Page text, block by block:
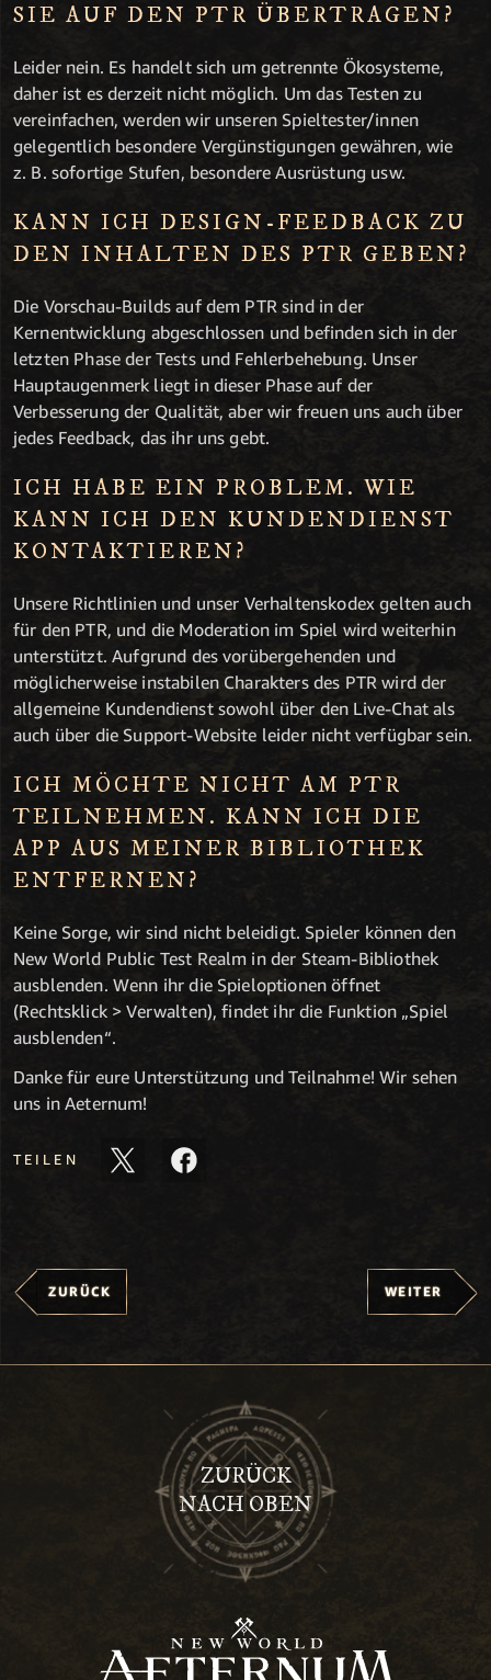
SIE AUF DEN PTR ÜBERTRAGEN?
Leider nein. Es handelt sich um getrennte Ökosysteme,
daher ist es derzeit nicht möglich. Um das Testen zu
vereinfachen, werden wir unseren Spieltester/innen
gelegentlich besondere Vergünstigungen gewähren, wie
z. B. sofortige Stufen, besondere Ausrüstung usw.
KANN ICH DESIGN-FEEDBACK ZU
DEN INHALTEN DES PTR GEBEN?
Die Vorschau-Builds auf dem PTR sind in der
Kernentwicklung abgeschlossen und befinden sich in der
letzten Phase der Tests und Fehlerbehebung. Unser
Hauptaugenmerk liegt in dieser Phase auf der
Verbesserung der Qualität, aber wir freuen uns auch über
jedes Feedback, das ihr uns gebt.
ICH HABE EIN PROBLEM. WIE
KANN ICH DEN KUNDENDIENST
KONTAKTIEREN?
Unsere Richtlinien und unser Verhaltenskodex gelten auch
für den PTR, und die Moderation im Spiel wird weiterhin
unterstützt. Aufgrund des vorübergehenden und
möglicherweise instabilen Charakters des PTR wird der
allgemeine Kundendienst sowohl über den Live-Chat als
auch über die Support-Website leider nicht verfügbar sein.
ICH MÖCHTE NICHT AM PTR
TEILNEHMEN. KANN ICH DIE
APP AUS MEINER BIBLIOTHEK
ENTFERNEN?
Keine Sorge, wir sind nicht beleidigt. Spieler können den
New World Public Test Realm in der Steam-Bibliothek
ausblenden. Wenn ihr die Spieloptionen öffnet
(Rechtsklick > Verwalten), findet ihr die Funktion „Spiel
ausblenden“.
Danke für eure Unterstützung und Teilnahme! Wir sehen
uns in Aeternum!
TEILEN
ZURÜCK WEITER
ZURÜCK
NACH OBEN